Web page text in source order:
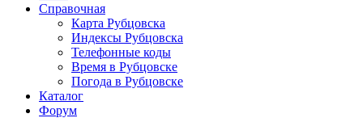
Справочная
Карта Рубцовска
Индексы Рубцовска
Телефонные коды
Время в Рубцовске
Погода в Рубцовске
Каталог
Форум